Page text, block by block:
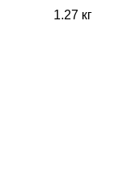
1.27 кг